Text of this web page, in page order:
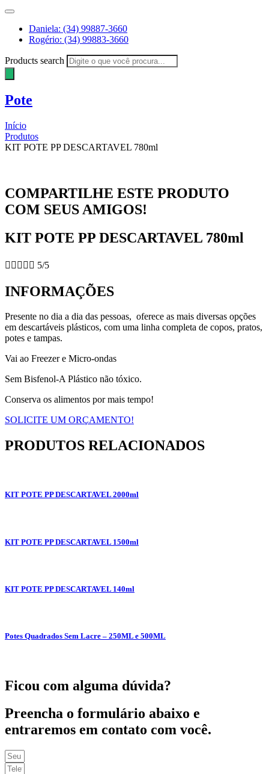
Daniela: (34) 99887-3660
Rogério: (34) 99883-3660
Products search
Pote
Início
Produtos
KIT POTE PP DESCARTAVEL 780ml
COMPARTILHE ESTE PRODUTO
COM SEUS AMIGOS!
KIT POTE PP DESCARTAVEL 780ml
     5/5
INFORMAÇÕES
Presente no dia a dia das pessoas, oferece as mais diversas opções
em descartáveis plásticos, com uma linha completa de copos, pratos,
potes e tampas.
Vai ao Freezer e Micro-ondas
Sem Bisfenol-A Plástico não tóxico.
Conserva os alimentos por mais tempo!
SOLICITE UM ORÇAMENTO!
PRODUTOS RELACIONADOS
KIT POTE PP DESCARTAVEL 2000ml
KIT POTE PP DESCARTAVEL 1500ml
KIT POTE PP DESCARTAVEL 140ml
Potes Quadrados Sem Lacre – 250ML e 500ML
Ficou com alguma dúvida?
Preencha o formulário abaixo e
entraremos em contato com você.